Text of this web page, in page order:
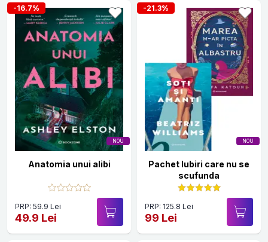
NOU
-16.7%
Anatomia unui alibi
PRP: 59.9 Lei
49.9 Lei
NOU
-21.3%
Pachet Iubiri care nu se
scufunda
PRP: 125.8 Lei
99 Lei